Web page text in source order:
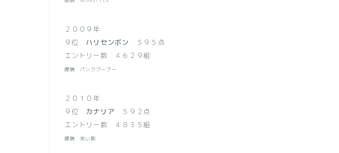
２００９年
９位 ハリセンボン ５９５点
エントリー数 ４６２９組
優勝 パンクブーブー
２０１０年
９位 カナリア
５９２点
エントリー数 ４８３５組
優勝 笑い飯